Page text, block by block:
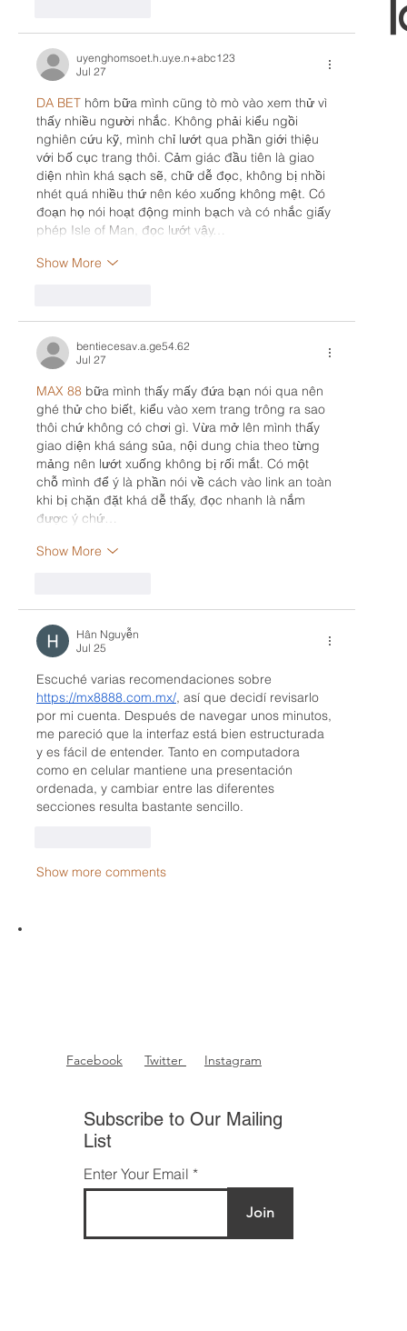
uyenghomsoet.h.uy.e.n+abc123
Jul 27
DA BET hôm bữa mình cũng tò mò vào xem thử vì
thấy nhiều người nhắc. Không phải kiểu ngồi
nghiên cứu kỹ, mình chỉ lướt qua phần giới thiệu
với bố cục trang thôi. Cảm giác đầu tiên là giao
diện nhìn khá sạch sẽ, chữ dễ đọc, không bị nhồi
nhét quá nhiều thứ nên kéo xuống không mệt. Có
đoạn họ nói hoạt động minh bạch và có nhắc giấy
phép Isle of Man, đọc lướt vậy…
Show More
bentiecesav.a.ge54.62
Jul 27
MAX 88 bữa mình thấy mấy đứa bạn nói qua nên
ghé thử cho biết, kiểu vào xem trang trông ra sao
thôi chứ không có chơi gì. Vừa mở lên mình thấy
giao diện khá sáng sủa, nội dung chia theo từng
mảng nên lướt xuống không bị rối mắt. Có một
chỗ mình để ý là phần nói về cách vào link an toàn
khi bị chặn đặt khá dễ thấy, đọc nhanh là nắm
được ý chứ…
Show More
Hân Nguyễn
Jul 25
Escuché varias recomendaciones sobre
https://mx8888.com.mx/, así que decidí revisarlo
por mi cuenta. Después de navegar unos minutos,
me pareció que la interfaz está bien estructurada
y es fácil de entender. Tanto en computadora
como en celular mantiene una presentación
ordenada, y cambiar entre las diferentes
secciones resulta bastante sencillo.
Show more comments
Facebook Twitter Instagram
Subscribe to Our Mailing
List
Enter Your Email
Join